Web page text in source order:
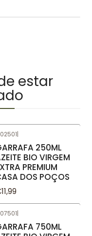
estar
|
250ML
BIO VIRGEM
PREMIUM
DOS POÇOS
|
750ML